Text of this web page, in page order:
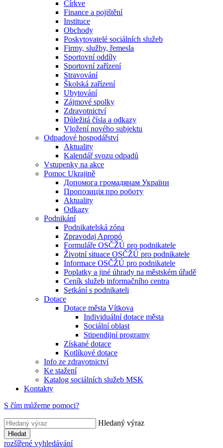
Církve
Finance a pojištění
Instituce
Obchody
Poskytovatelé sociálních služeb
Firmy, služby, řemesla
Sportovní oddíly
Sportovní zařízení
Stravování
Školská zařízení
Ubytování
Zájmové spolky
Zdravotnictví
Důležitá čísla a odkazy
Vložení nového subjektu
Odpadové hospodářství
Aktuality
Kalendář svozu odpadů
Vstupenky na akce
Pomoc Ukrajině
Допомога громадянам України
Пропозиція про роботу
Aktuality
Odkazy
Podnikání
Podnikatelská zóna
Zpravodaj Apropó
Formuláře OSČŽÚ pro podnikatele
Životní situace OSČŽÚ pro podnikatele
Informace OSČŽÚ pro podnikatele
Poplatky a jiné úhrady na městském úřadě
Ceník služeb informačního centra
Setkání s podnikateli
Dotace
Dotace města Vítkova
Individuální dotace města
Sociální oblast
Stipendijní programy
Získané dotace
Kotlíkové dotace
Info ze zdravotnictví
Ke stažení
Katalog sociálních služeb MSK
Kontakty
S čím můžeme pomoci?
Hledaný výraz
Hledat
rozšířené vyhledávání